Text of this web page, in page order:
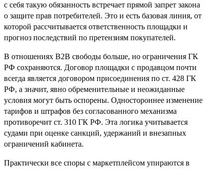
с себя такую обязанность встречает прямой запрет закона
о защите прав потребителей. Это и есть базовая линия, от
которой рассчитывается ответственность площадки и
прогноз последствий по претензиям покупателей.
В отношениях B2B свободы больше, но ограничения ГК
РФ сохраняются. Договор площадки с продавцом почти
всегда является договором присоединения по ст. 428 ГК
РФ, а значит, явно обременительные и неожиданные
условия могут быть оспорены. Одностороннее изменение
тарифов и штрафов без согласованного механизма
противоречит ст. 310 ГК РФ. Эта логика учитывается
судами при оценке санкций, удержаний и внезапных
ограничений кабинета.
Практически все споры с маркетплейсом упираются в